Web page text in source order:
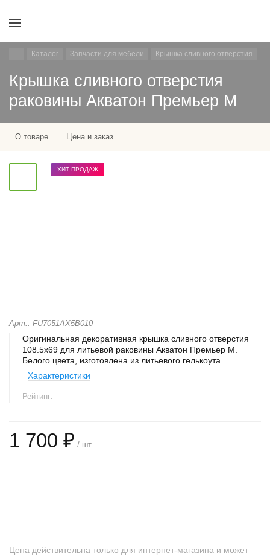
Каталог Запчасти для мебели Крышка сливного отверстия
Крышка сливного отверстия
раковины Акватон Премьер М
О товаре Цена и заказ
ХИТ ПРОДАЖ
Арт.: FU7051AX5B010
Оригинальная декоративная крышка сливного отверстия
108.5х69 для литьевой раковины Акватон Премьер М.
Белого цвета, изготовлена из литьевого гелькоута.
Характеристики
Рейтинг:
1 700 ₽ / шт
Цена действительна только для интернет-магазина и может